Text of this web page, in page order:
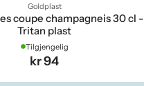
Goldplast
coupe champagneis 30 cl -
Tritan plast
Tilgjengelig
kr 94